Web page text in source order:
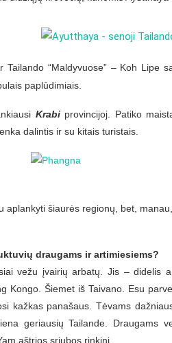
Tailando “Maldyvuose” – Koh Lipe
paplūdimiais.
Krabiprovincijoj. Patiko
dalintis ir su kitais turistais.
aplankyti šiaurės regionų, bet,
draugams ir artimiesiems?
vežu įvairių arbatų. Jis – didelis
Kongo. Šiemet iš Taivano. Esu
kažkas panašaus. Tėvams
geriausių Tailande. Draugams
aštrios sriubos rinkinį.